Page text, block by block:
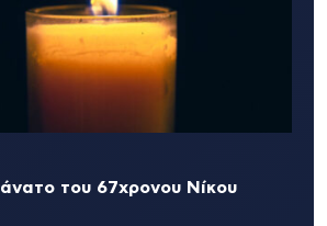
του 67χρονου Νίκου